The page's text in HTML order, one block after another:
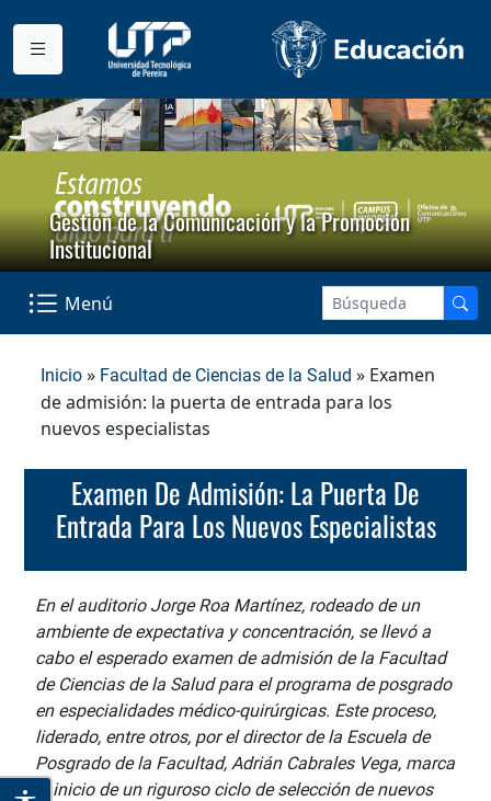
Gestión de la Comunicación y la Promoción
Institucional
Menú
Inicio » Facultad de Ciencias de la Salud » Examen
de admisión: la puerta de entrada para los
nuevos especialistas
Examen De Admisión: La Puerta De
Entrada Para Los Nuevos Especialistas
En el auditorio Jorge Roa Martínez, rodeado de un
ambiente de expectativa y concentración, se llevó a
cabo el esperado examen de admisión de la Facultad
de Ciencias de la Salud para el programa de posgrado
en especialidades médico-quirúrgicas. Este proceso,
liderado, entre otros, por el director de la Escuela de
Posgrado de la Facultad, Adrián Cabrales Vega, marca
el inicio de un riguroso ciclo de selección de nuevos